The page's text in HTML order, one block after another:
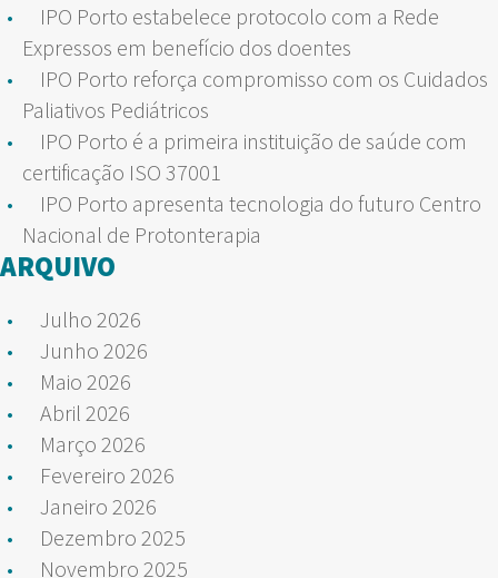
IPO Porto estabelece protocolo com a Rede
Expressos em benefício dos doentes
IPO Porto reforça compromisso com os Cuidados
Paliativos Pediátricos
IPO Porto é a primeira instituição de saúde com
certificação ISO 37001
IPO Porto apresenta tecnologia do futuro Centro
Nacional de Protonterapia
ARQUIVO
Julho 2026
Junho 2026
Maio 2026
Abril 2026
Março 2026
Fevereiro 2026
Janeiro 2026
Dezembro 2025
Novembro 2025